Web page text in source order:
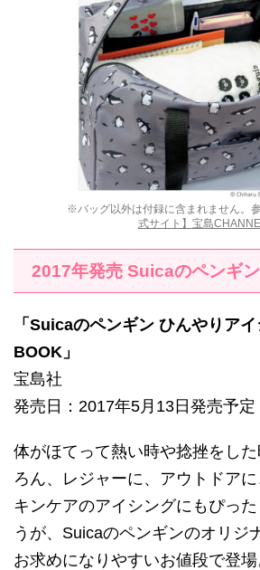
※バッグ以外は付録に含まれません。参
式サイト】宝島
2017年発売 Suicaのペンギ
「Suicaのペンギン ひんやりア
BOOK」
宝島社
発売日：2017年5月13日発売予定
体がほてって熱い時や捻挫をし
ろん、レジャーに、アウトドア
キンケアのアイシングにもぴっ
うが、Suicaのペンギンのオリジ
お求めになりやすいお値段で登場